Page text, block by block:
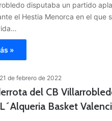
disputaba un partido
el Hestia Menorca en el que
»
21 de febrero de 2022
del CB
Basket